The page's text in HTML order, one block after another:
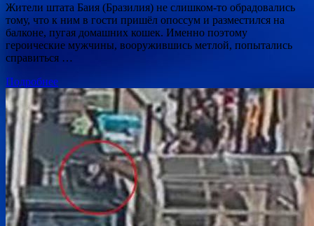
Жители штата Баия (Бразилия) не слишком-то обрадовались
тому, что к ним в гости пришёл опоссум и разместился на
балконе, пугая домашних кошек. Именно поэтому
героические мужчины, вооружившись метлой, попытались
справиться …
Подробнее